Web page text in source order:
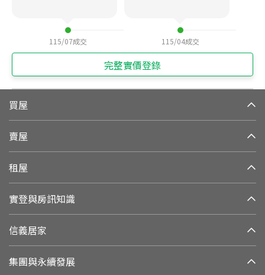
115/07成交 115/04成交
完整實價登錄
買屋
賣屋
租屋
實登與房訊知識
信義居家
集團與永續發展